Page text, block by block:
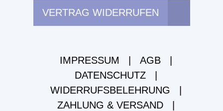
VERTRAG WIDERRUFEN
IMPRESSUM AGB
DATENSCHUTZ
WIDERRUFSBELEHRUNG
ZAHLUNG & VERSAND